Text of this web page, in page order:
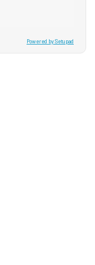
Powered by Setupad